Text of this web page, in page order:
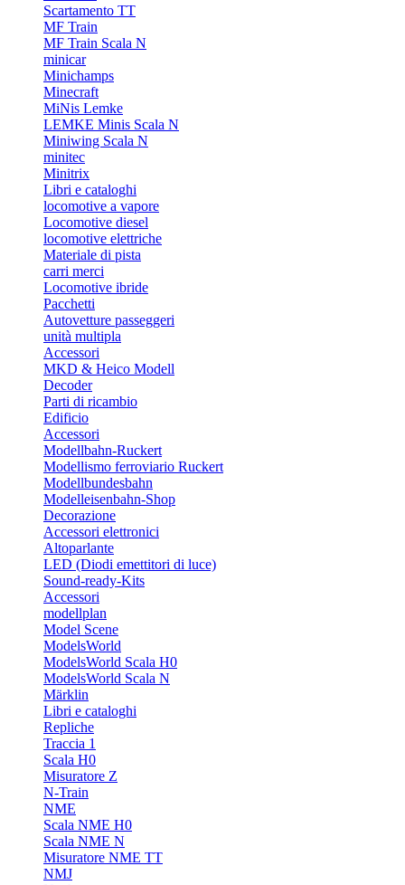
Scartamento TT
MF Train
MF Train Scala N
minicar
Minichamps
Minecraft
MiNis Lemke
LEMKE Minis Scala N
Miniwing Scala N
minitec
Minitrix
Libri e cataloghi
locomotive a vapore
Locomotive diesel
locomotive elettriche
Materiale di pista
carri merci
Locomotive ibride
Pacchetti
Autovetture passeggeri
unità multipla
Accessori
MKD & Heico Modell
Decoder
Parti di ricambio
Edificio
Accessori
Modellbahn-Ruckert
Modellismo ferroviario Ruckert
Modellbundesbahn
Modelleisenbahn-Shop
Decorazione
Accessori elettronici
Altoparlante
LED (Diodi emettitori di luce)
Sound-ready-Kits
Accessori
modellplan
Model Scene
ModelsWorld
ModelsWorld Scala H0
ModelsWorld Scala N
Märklin
Libri e cataloghi
Repliche
Traccia 1
Scala H0
Misuratore Z
N-Train
NME
Scala NME H0
Scala NME N
Misuratore NME TT
NMJ